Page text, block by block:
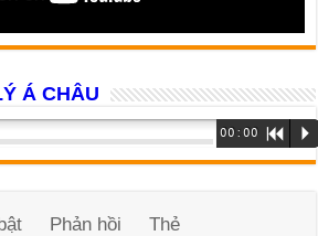
Á CHÂU
00:00 R P
Phản hồi Thẻ